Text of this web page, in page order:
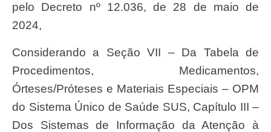
pelo Decreto nº 12.036, de 28 de maio de
2024,
Considerando a Seção VII – Da Tabela de
Procedimentos, Medicamentos,
Órteses/Próteses e Materiais Especiais – OPM
do Sistema Único de Saúde SUS, Capítulo III –
Dos Sistemas de Informação da Atenção à